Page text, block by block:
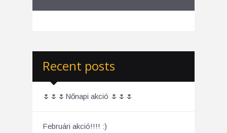
Recent posts
🌷🌷🌷Nőnapi akció 🌷🌷🌷
Februári akció!!!! :)